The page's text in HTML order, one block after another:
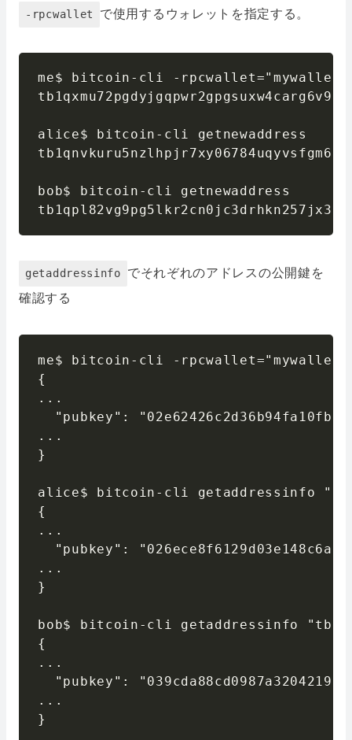
-rpcwallet で使用するウォレットを指定する。
me$ bitcoin-cli -rpcwallet="mywallet2"
alice$ bitcoin-cli getnewaddress
bob$ bitcoin-cli getnewaddress
getaddressinfo
でそれぞれのアドレスの公開鍵を
確認する
me$ bitcoin-cli -rpcwallet="mywallet2"
{
...
"pubkey":
...
}
alice$ bitcoin-cli getaddressinfo
{
...
"pubkey":
...
}
bob$ bitcoin-cli getaddressinfo
{
...
"pubkey":
...
}